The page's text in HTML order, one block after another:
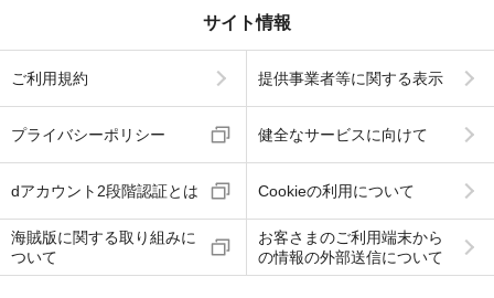
サイト情報
ご利用規約 提供事業者等に関する表示
プライバシーポリシー 健全なサービスに向けて
dアカウント2段階認証とは Cookieの利用について
海賊版に関する取り組みに
ついて
お客さまのご利用端末から
の情報の外部送信について